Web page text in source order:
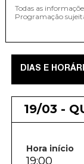
Todas as
Programação
DIAS E
19/03 -
Hora início
19:00